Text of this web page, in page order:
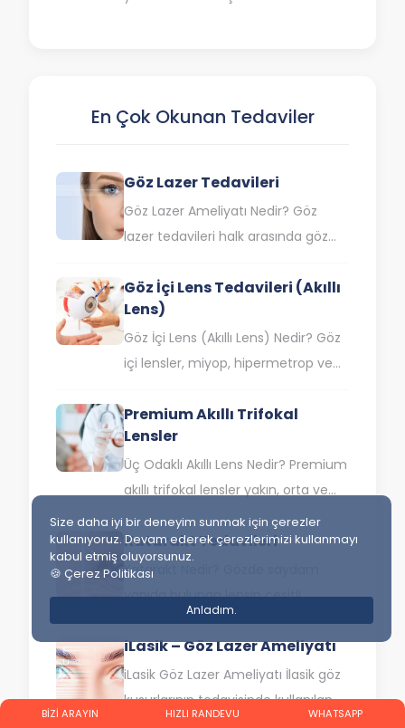
En Çok Okunan Tedaviler
Göz Lazer Tedavileri
Göz Lazer Ameliyatı Nedir? Göz
lazer tedavileri halk arasında göz
ameliyatı, saydam tabaka olan
korneanın lazer ışınıyla…
Göz İçi Lens Tedavileri (Akıllı
Lens)
Göz İçi Lens (Akıllı Lens) Nedir? Göz
içi lensler, miyop, hipermetrop ve
bozukluklarının yanı sıra katarakt…
Premium Akıllı Trifokal
Lensler
Üç Odaklı Akıllı Lens Nedir? Premium
akıllı trifokal lensler yakın, orta ve
uzak mesafede gözlüksüz olarak
net şekilde görmenize yardımcı
olan…
Katarakt Tedavileri
Katarakt Nedir? Gözde saydam
yapıda bulunan lensin çeşitli
nedenlerle ışığı göz içerisine
yeterince
iletilememesi katarakt olarak
isimlendirilir. Katarakt probleminin
birçok önemli nedeninden…
iLasik – Göz Lazer Ameliyatı
iLasik Göz Lazer Ameliyatı İlasik göz
kusurlarının tedavisinde kullanılan
BİZİ ARAYIN HIZLI RANDEVU WHATSAPP
Size daha iyi bir deneyim sunmak için çerezler
kullanıyoruz. Devam ederek çerezlerimizi kullanmayı
kabul etmiş oluyorsunuz.
🍪 Çerez Politikası
Anladım.